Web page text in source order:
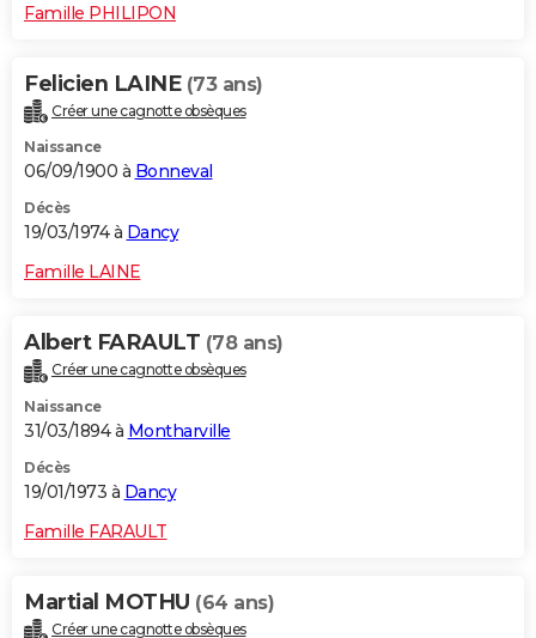
Famille PHILIPON
Felicien LAINE (73 ans)
Créer une cagnotte obsèques
Naissance
06/09/1900 à Bonneval
Décès
19/03/1974 à Dancy
Famille LAINE
Albert FARAULT (78 ans)
Créer une cagnotte obsèques
Naissance
31/03/1894 à Montharville
Décès
19/01/1973 à Dancy
Famille FARAULT
Martial MOTHU (64 ans)
Créer une cagnotte obsèques